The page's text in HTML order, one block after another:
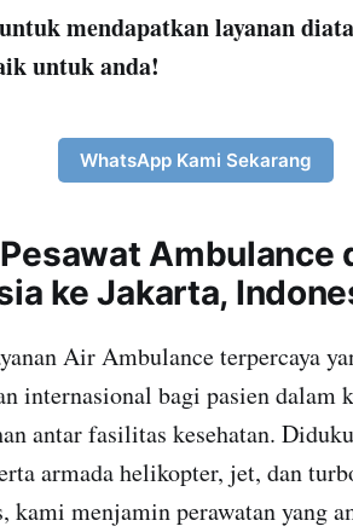
mendapatkan layanan
untuk anda!
WhatsApp Kami Sekarang
Ambulance
ke Jakarta,
Air Ambulance terpercaya
internasional bagi pasien dalam
antar fasilitas kesehatan.
armada helikopter, jet, dan
kami menjamin perawatan yang